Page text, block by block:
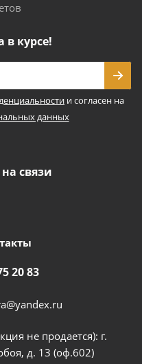
в курсе!
и согласен на
данных
связи
20 83
не продается): г.
д. 13 (оф.602)